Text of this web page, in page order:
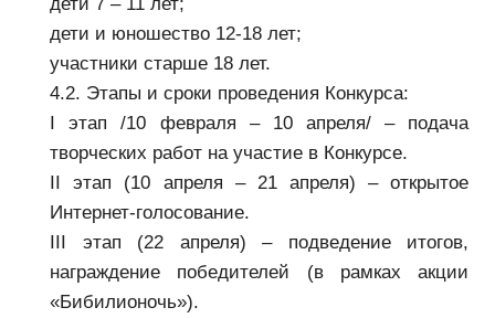
дети и юношество 12-18 лет;
участники старше 18 лет.
4.2. Этапы и сроки проведения Конкурса:
I этап /10 февраля – 10 апреля/ – подача
творческих работ на участие в Конкурсе.
II этап (10 апреля – 21 апреля) – открытое
Интернет-голосование.
III этап (22 апреля) – подведение итогов,
награждение победителей (в рамках акции
«Бибилионочь»).